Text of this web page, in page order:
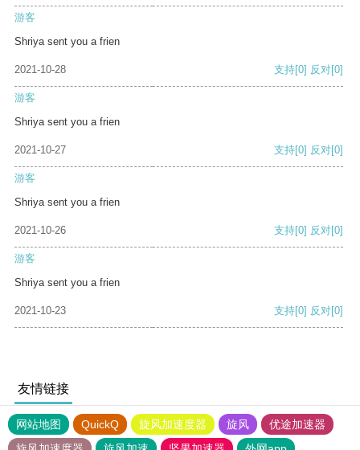
游客
Shriya sent you a frien
2021-10-28 支持[0] 反对[0]
游客
Shriya sent you a frien
2021-10-27 支持[0] 反对[0]
游客
Shriya sent you a frien
2021-10-26 支持[0] 反对[0]
游客
Shriya sent you a frien
2021-10-23 支持[0] 反对[0]
友情链接
网站地图 QuickQ 旋风加速度器 旋风
优途加速器